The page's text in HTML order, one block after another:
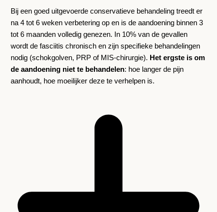
Bij een goed uitgevoerde conservatieve behandeling treedt er
na 4 tot 6 weken verbetering op en is de aandoening binnen 3
tot 6 maanden volledig genezen. In 10% van de gevallen
wordt de fasciitis chronisch en zijn specifieke behandelingen
nodig (schokgolven, PRP of MIS-chirurgie). Het ergste is om
de aandoening niet te behandelen: hoe langer de pijn
aanhoudt, hoe moeilijker deze te verhelpen is.